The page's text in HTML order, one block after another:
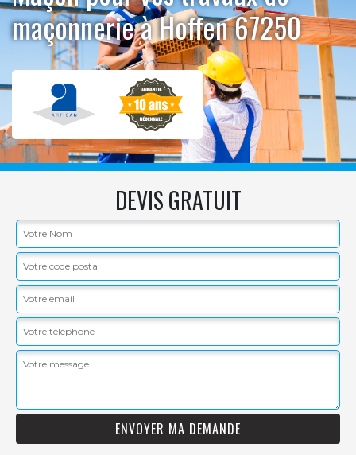
maçonnerie à Hoffen 67250
DEVIS GRATUIT